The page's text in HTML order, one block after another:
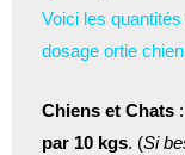
Voici les
dosage ortie
Chiens et Chats
par 10 kgs. (Si